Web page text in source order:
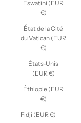
Eswatini (EUR
€)
État de la Cité
du Vatican (EUR
€)
États-Unis
(EUR €)
Éthiopie (EUR
€)
Fidji (EUR €)